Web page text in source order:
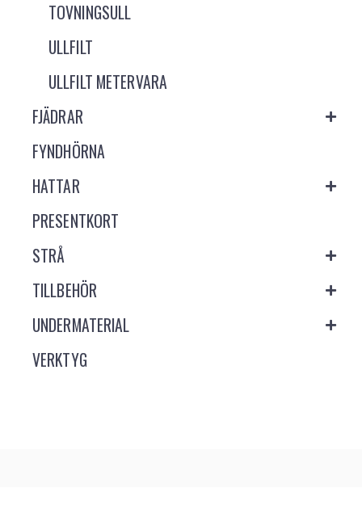
TOVNINGSULL
ULLFILT
ULLFILT METERVARA
FJÄDRAR
FYNDHÖRNA
HATTAR
PRESENTKORT
STRÅ
TILLBEHÖR
UNDERMATERIAL
VERKTYG